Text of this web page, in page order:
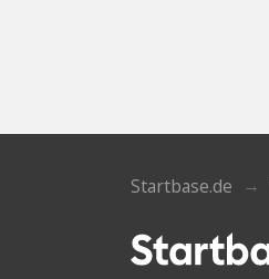
Startbase.de